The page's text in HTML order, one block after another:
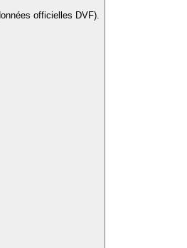
officielles DVF).